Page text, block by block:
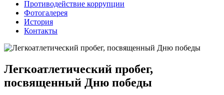
Противодействие коррупции
Фотогалерея
История
Контакты
Легкоатлетический пробег,
посвященный Дню победы